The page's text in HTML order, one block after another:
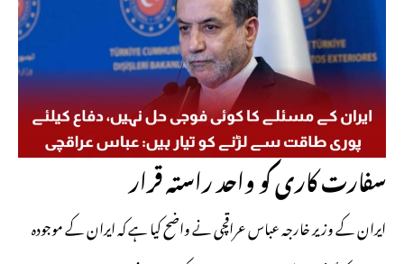
سفارت کاری کو واحد راستہ قرار
ایران کے وزیر خارجہ عباس عراقچی نے واضح کیا ہے کہ ایران کے موجودہ